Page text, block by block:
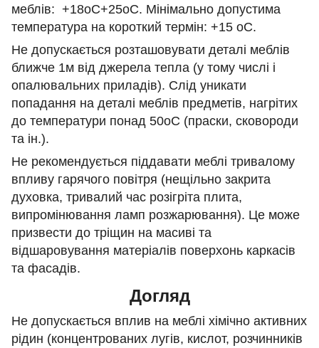
меблів: +18оС+25оС. Мінімально допустима
температура на короткий термін: +15 оС.
Не допускається розташовувати деталі меблів
ближче 1м від джерела тепла (у тому числі і
опалювальних приладів). Слід уникати
попадання на деталі меблів предметів, нагрітих
до температури понад 50оС (праски, сковороди
та ін.).
Не рекомендується піддавати меблі тривалому
впливу гарячого повітря (нещільно закрита
духовка, тривалий час розігріта плита,
випромінювання ламп розжарювання). Це може
призвести до тріщин на масиві та
відшаровування матеріалів поверхонь каркасів
та фасадів.
Догляд
Не допускається вплив на меблі хімічно активних
рідин (концентрованих лугів, кислот, розчинників